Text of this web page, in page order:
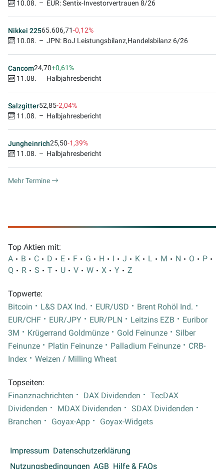
10.08.
EUR: Sentix-Investorvertrauen 8/26
Nikkei 22565.606,71-0,12%
10.08.
JPN: BoJ Leistungsbilanz,Handelsbilanz 6/26
Cancom24,70+0,61%
11.08.
Halbjahresbericht
Salzgitter52,85-2,04%
11.08.
Halbjahresbericht
Jungheinrich25,50-1,39%
11.08.
Halbjahresbericht
Mehr Termine
Top Aktien mit:
A
B C D E F G H I J K L M N O
P
Q
R S T U V W X Y Z
Topwerte:
Bitcoin
L&S DAX Ind. EUR/USD
Brent Rohöl Ind.
EUR/CHF
EUR/JPY EUR/PLN Leitzins EZB
Euribor
3M
Krügerrand Goldmünze Gold Feinunze
Silber
Feinunze
Platin Feinunze Palladium Feinunze
CRB-
Index
Weizen / Milling Wheat
Topseiten:
Finanznachrichten
DAX Dividenden
TecDAX
Dividenden
MDAX Dividenden
SDAX Dividenden
Branchen
Goyax-App Goyax-Widgets
Impressum Datenschutzerklärung
Nutzungsbedingungen AGB Hilfe & FAQs